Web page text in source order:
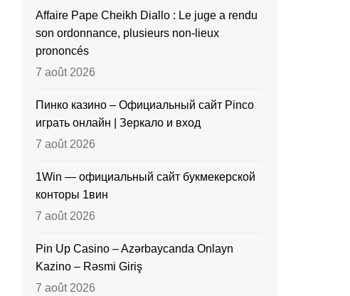
Affaire Pape Cheikh Diallo : Le juge a rendu
son ordonnance, plusieurs non-lieux
prononcés
7 août 2026
Пинко казино – Официальный сайт Pinco
играть онлайн | Зеркало и вход
7 août 2026
1Win — официальный сайт букмекерской
конторы 1вин
7 août 2026
Pin Up Casino – Azərbaycanda Onlayn
Kazino – Rəsmi Giriş
7 août 2026